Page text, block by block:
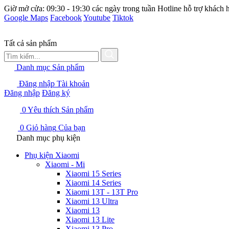
Giờ mở cửa: 09:30 - 19:30 các ngày trong tuần Hotline hỗ trợ khách
Google Maps FacebookYoutube Tiktok
Tất cả sản phẩm
Danh mục Sản phẩm
Đăng nhập Tài khoản
Đăng nhập Đăng ký
0Yêu thích Sản phẩm
0 Giỏ hàng Của bạn
Danh mục phụ kiện
Phụ kiện Xiaomi
Xiaomi - Mi
Xiaomi 15 Series
Xiaomi 14 Series
Xiaomi 13T - 13T Pro
Xiaomi 13 Ultra
Xiaomi 13
Xiaomi 13 Lite